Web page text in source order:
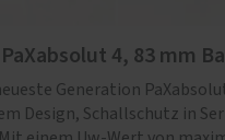
PaXabsolut 4, 83 mm
Generation
Design, Schallschutz in
Mit einem Uw-Wert von
Kunststoff-Fenster.